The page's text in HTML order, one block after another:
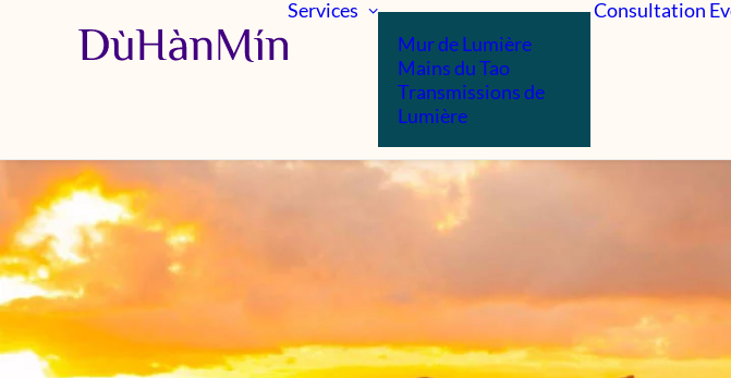
Services
Mur de Lumière
Mains du Tao
Transmissions de
Lumière
Consultation